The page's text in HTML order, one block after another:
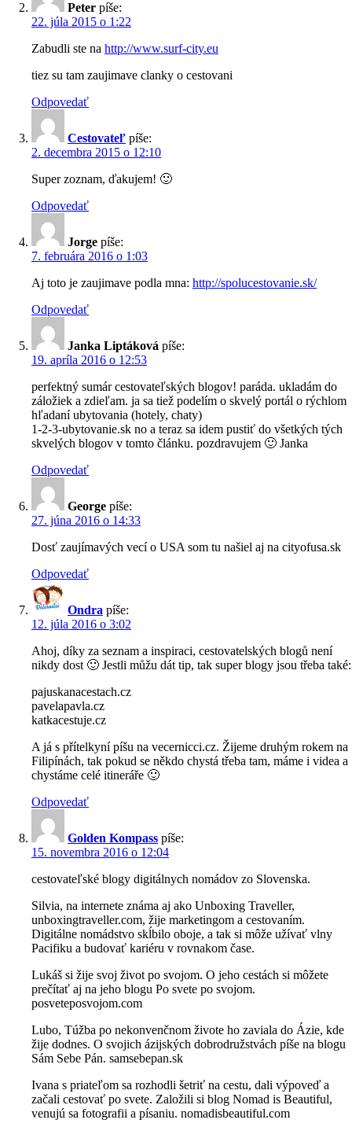
Peter píše:
22. júla 2015 o 1:22
Zabudli ste na http://www.surf-city.eu
tiez su tam zaujimave clanky o cestovani
Odpovedať
Cestovateľ píše:
2. decembra 2015 o 12:10
Super zoznam, ďakujem! 🙂
Odpovedať
Jorge píše:
7. februára 2016 o 1:03
Aj toto je zaujimave podla mna: http://spolucestovanie.sk/
Odpovedať
Janka Liptáková píše:
19. apríla 2016 o 12:53
perfektný sumár cestovateľských blogov! paráda. ukladám do
záložiek a zdieľam. ja sa tiež podelím o skvelý portál o rýchlom
hľadaní ubytovania (hotely, chaty)
1-2-3-ubytovanie.sk no a teraz sa idem pustiť do všetkých tých
skvelých blogov v tomto článku. pozdravujem 🙂 Janka
Odpovedať
George píše:
27. júna 2016 o 14:33
Dosť zaujímavých vecí o USA som tu našiel aj na cityofusa.sk
Odpovedať
Ondra píše:
12. júla 2016 o 3:02
Ahoj, díky za seznam a inspiraci, cestovatelských blogů není
nikdy dost 🙂 Jestli můžu dát tip, tak super blogy jsou třeba také:
pajuskanacestach.cz
pavelapavla.cz
katkacestuje.cz
A já s přítelkyní píšu na vecernicci.cz. Žijeme druhým rokem na
Filipínách, tak pokud se někdo chystá třeba tam, máme i videa a
chystáme celé itineráře 🙂
Odpovedať
Golden Kompass píše:
15. novembra 2016 o 12:04
cestovateľské blogy digitálnych nomádov zo Slovenska.
Silvia, na internete známa aj ako Unboxing Traveller,
unboxingtraveller.com, žije marketingom a cestovaním.
Digitálne nomádstvo skĺbilo oboje, a tak si môže užívať vlny
Pacifiku a budovať kariéru v rovnakom čase.
Lukáš si žije svoj život po svojom. O jeho cestách si môžete
prečítať aj na jeho blogu Po svete po svojom.
posveteposvojom.com
Lubo, Túžba po nekonvenčnom živote ho zaviala do Ázie, kde
žije dodnes. O svojich ázijských dobrodružstvách píše na blogu
Sám Sebe Pán. samsebepan.sk
Ivana s priateľom sa rozhodli šetriť na cestu, dali výpoveď a
začali cestovať po svete. Založili si blog Nomad is Beautiful,
venujú sa fotografii a písaniu. nomadisbeautiful.com